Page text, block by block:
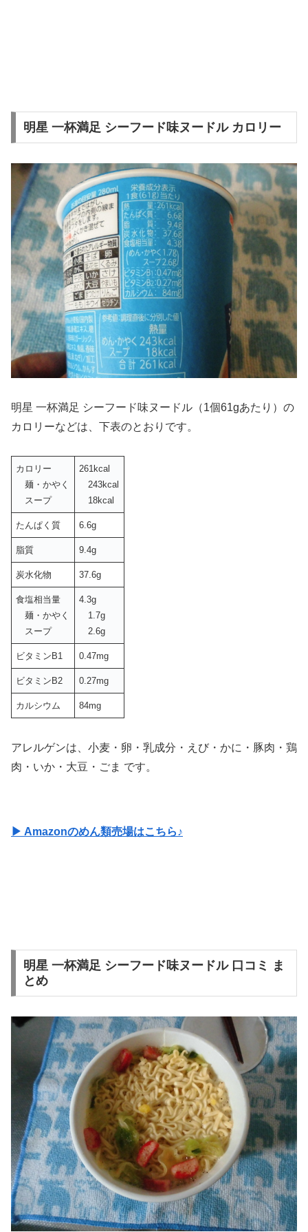
明星 一杯満足 シーフード味ヌードル カロリー
明星 一杯満足 シーフード味ヌードル（1個61gあたり）の
カロリーなどは、下表のとおりです。
カロリー
麺・かやく
スープ
261kcal
243kcal
18kcal
たんぱく質 6.6g
脂質 9.4g
炭水化物 37.6g
食塩相当量
麺・かやく
スープ
4.3g
1.7g
2.6g
ビタミンB1 0.47mg
ビタミンB2 0.27mg
カルシウム 84mg
アレルゲンは、小麦・卵・乳成分・えび・かに・豚肉・鶏
肉・いか・大豆・ごま です。
▶ Amazonのめん類売場はこちら♪
明星 一杯満足 シーフード味ヌードル 口コミ ま
とめ